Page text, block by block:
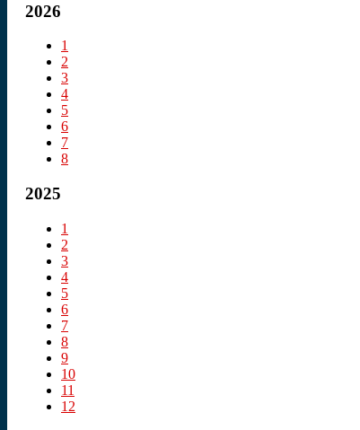
2026
1
2
3
4
5
6
7
8
2025
1
2
3
4
5
6
7
8
9
10
11
12